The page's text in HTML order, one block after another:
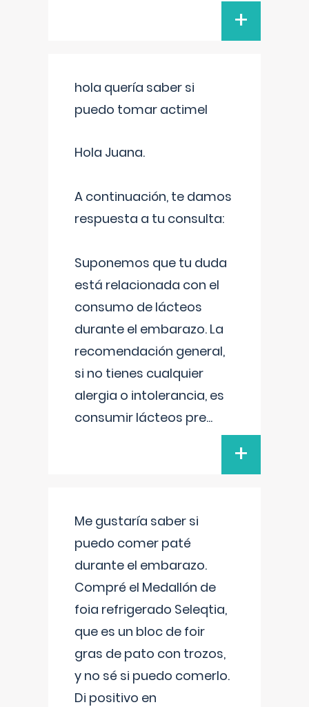
+
hola quería saber si
puedo tomar actimel
Hola Juana.
A continuación, te damos
respuesta a tu consulta:
Suponemos que tu duda
está relacionada con el
consumo de lácteos
durante el embarazo. La
recomendación general,
si no tienes cualquier
alergia o intolerancia, es
consumir lácteos pre...
+
Me gustaría saber si
puedo comer paté
durante el embarazo.
Compré el Medallón de
foia refrigerado Seleqtia,
que es un bloc de foir
gras de pato con trozos,
y no sé si puedo comerlo.
Di positivo en